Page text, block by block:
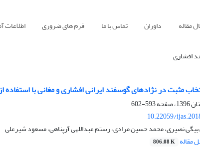
مقاله داوران تماس با ما فرم های ضروری اطلاعات
افشاری
مثبت در نژاد‌های گوسفند ایرانی افشاری و مغانی با استفاده
593-602
10.22059/
نصیری، محمد حسین مرادی، رستم عبداللهی آرپناهی، مسعود شیرعلی
مقاله 806.08 K